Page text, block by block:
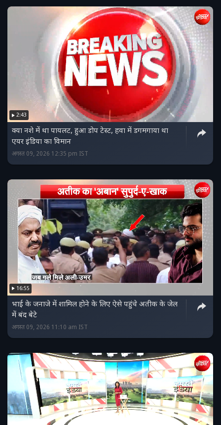
2:43
क्‍या नशे में था पायलट, हुआ डोप टेस्‍ट, हवा में डगमगाया था
एयर इंडिया का विमान
अगस्त 09, 2026 12:35 pm IST
16:55
भाई के जनाजे में शामिल होने के लिए ऐसे पहुंचे अतीक के जेल
में बंद बेटे
अगस्त 09, 2026 11:10 am IST